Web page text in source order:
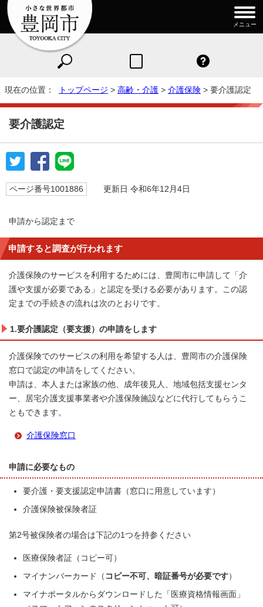
メニュー
現在の位置： トップページ > 高齢・介護 > 介護保険 > 要介護認定
要介護認定
ページ番号1001886 更新日 令和6年12月4日
申請から認定まで
申請すると調査が行われます
介護保険のサービスを利用するためには、豊岡市に申請して「介
護や支援が必要である」と認定を受ける必要があります。この認
定までの手続きの流れは次のとおりです。
1.要介護認定（要支援）の申請をします
介護保険でのサービスの利用を希望する人は、豊岡市の介護保険
窓口で認定の申請をしてください。
申請は、本人または家族の他、成年後見人、地域包括支援センタ
ー、居宅介護支援事業者や介護保険施設などに代行してもらうこ
ともできます。
介護保険窓口
申請に必要なもの
要介護・要支援認定申請書（窓口に用意しています）
介護保険被保険者証
第2号被保険者の場合は下記の1つを持参ください
医療保険者証（コピー可）
マイナンバーカード（ コピー不可、暗証番号が必要です）
マイナポータルからダウンロードした「医療資格情報画面」